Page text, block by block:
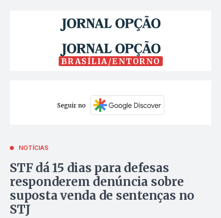
BRASÍLIA/ENTORNO
Seguir no
NOTÍCIAS
STF dá 15 dias para defesas
responderem denúncia sobre
suposta venda de sentenças no
STJ